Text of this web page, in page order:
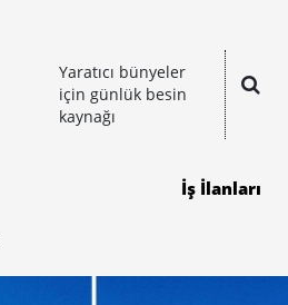
Yaratıcı bünyeler
için günlük besin
kaynağı
İş İlanları